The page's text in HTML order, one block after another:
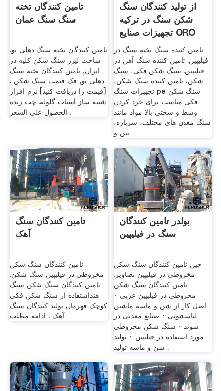
تامین کنندگان تخته
سنگ سنگ عمان
تامین کنندگان تخته سنگ دهلی نو.
ساخت لیزر سنگ شکن کلیه در
ایران, تامین کنندگان تخته سنگ
دهلی نو, فک قیمت سنگ شکن .
[قیمت را دریافت کنید] نرم افزار
شبیه ساز آسیاب گلوله. چت زنده
الحصول على السعر .
از تولید کنندگان سنگ
شکن سنگ در ترکیه
تجهیزات صنایع ORO
تامین کننده سنگ تخته سنگ در
فیلیپین. تامین کننده سنگ آهن در
فیلیپین. سنگ شکن فکی، سنگ
شکن، تامین کننده سنگ شکن،
تجهیزات سنگ pe سنگ شکن
فکی مناسب برای خرد کردن
وسط و سختی بالا مواد مانند
سنگ معدن های مختلف، سرباره،
بتن و
تامین کنندگان سنگ
آهک
تامین کنندگان سنگ شکن
مخروطی در فیلیپین سنگ شکن.
تامین کنندگان سنگ شکن سنگ
هنداستفاده از سنگ شکن فکی
کوچک قهرمان تولید کنندگان سنگ
آهک . ادامه مطلب
بولدر تامین کنندگان
سنگ در فیلیپین
چین تامین کنندگان سنگ شکن
مخروطی در فیلیپین تصاویر.
تامین کنندگان سنگ شکن
مخروطی در فیلیپین عربی ·
اصل کار از شن و ماسه ماشین
لباسشویی · صنایع معدنی در
سوئد · سنگ شکن مخروطی
مورد استفاده در فیلیپین · تولید
شن و ماسه تولید .